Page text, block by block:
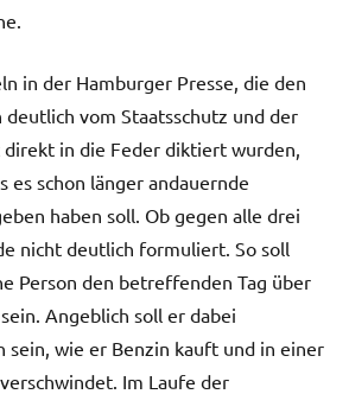
in der Hamburger Presse, die den
vom Staatsschutz und der
in die Feder diktiert wurden,
es schon länger andauernde
haben soll. Ob gegen alle drei
nicht deutlich formuliert. So soll
Person den betreffenden Tag über
Angeblich soll er dabei
sein, wie er Benzin kauft und in einer
Im Laufe der